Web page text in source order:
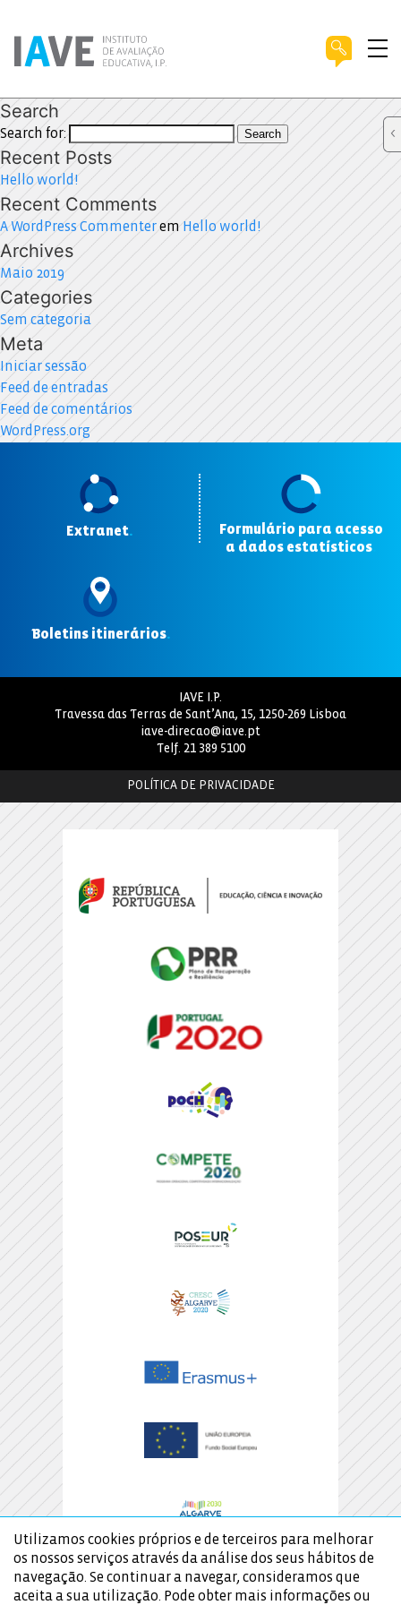
Search
Search for: Search
Recent Posts
Hello world!
Recent Comments
A WordPress Commenterem Hello world!
Archives
Maio 2019
Categories
Sem categoria
Meta
Iniciar sessão
Feed de entradas
Feed de comentários
WordPress.org
Extranet.
Formulário para acesso
a dados estatísticos
Boletins itinerários.
IAVE I.P.
Travessa das Terras de Sant’Ana, 15, 1250-269 Lisboa
iave-direcao@iave.pt
Telf. 21 389 5100
POLÍTICA DE PRIVACIDADE
Utilizamos cookies próprios e de terceiros para melhorar
os nossos serviços através da análise dos seus hábitos de
navegação. Se continuar a navegar, consideramos que
aceita a sua utilização. Pode obter mais informações ou